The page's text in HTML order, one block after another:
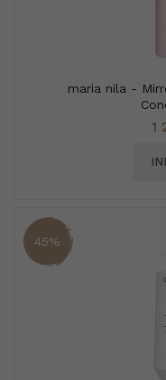
maria nila -
1
45%